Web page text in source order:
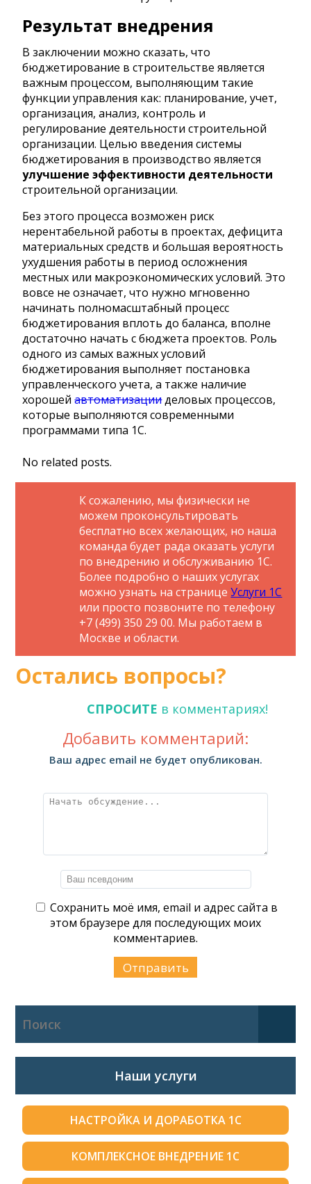
Результат внедрения
В заключении можно сказать, что
бюджетирование в строительстве является
важным процессом, выполняющим такие
функции управления как: планирование, учет,
организация, анализ, контроль и
регулирование деятельности строительной
организации. Целью введения системы
бюджетирования в производство является
улучшение эффективности деятельности
строительной организации.
Без этого процесса возможен риск
нерентабельной работы в проектах, дефицита
материальных средств и большая вероятность
ухудшения работы в период осложнения
местных или макроэкономических условий. Это
вовсе не означает, что нужно мгновенно
начинать полномасштабный процесс
бюджетирования вплоть до баланса, вполне
достаточно начать с бюджета проектов. Роль
одного из самых важных условий
бюджетирования выполняет постановка
управленческого учета, а также наличие
хорошейавтоматизацииделовых процессов,
которые выполняются современными
программами типа 1С.
No related posts.
К сожалению, мы физически не
можем проконсультировать
бесплатно всех желающих, но наша
команда будет рада оказать услуги
по внедрению и обслуживанию 1С.
Более подробно о наших услугах
можно узнать на страницеУслуги 1С
или просто позвоните по телефону
+7 (499) 350 29 00. Мы работаем в
Москве и области.
Остались вопросы?
СПРОСИТЕ в комментариях!
Добавить комментарий:
Ваш адрес email не будет опубликован.
Сохранить моё имя, email и адрес сайта в
этом браузере для последующих моих
комментариев.
Наши услуги
НАСТРОЙКА И ДОРАБОТКА 1С
КОМПЛЕКСНОЕ ВНЕДРЕНИЕ 1С